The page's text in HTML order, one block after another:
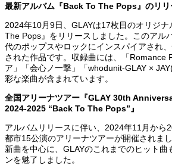
最新アルバム『Back To The Pops』のリリ
2024年10月9日、GLAYは17枚目のオリジナ
The Pops』をリリースしました。このアル
代のポップスやロックにインスパイアされ
された作品です。収録曲には、「Romance
ア」「会心ノ一撃」「whodunit-GLAY ×
彩な楽曲が含まれています。
全国アリーナツアー『GLAY 30th
2024-2025 “Back To The Pops”』
アルバムリリースに伴い、2024年11月から
都市15公演のアリーナツアーが開催されま
新曲を中心に、GLAYのこれまでのヒット曲
ンを魅了しました。